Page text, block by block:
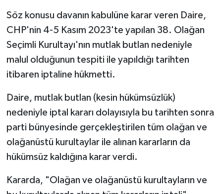
Söz konusu davanın kabulüne karar veren Daire,
CHP'nin 4-5 Kasım 2023'te yapılan 38. Olağan
Seçimli Kurultayı'nın mutlak butlan nedeniyle
malul olduğunun tespiti ile yapıldığı tarihten
itibaren iptaline hükmetti.
Daire, mutlak butlan (kesin hükümsüzlük)
nedeniyle iptal kararı dolayısıyla bu tarihten sonra
parti bünyesinde gerçekleştirilen tüm olağan ve
olağanüstü kurultaylar ile alınan kararların da
hükümsüz kaldığına karar verdi.
Kararda, "Olağan ve olağanüstü kurultayların ve